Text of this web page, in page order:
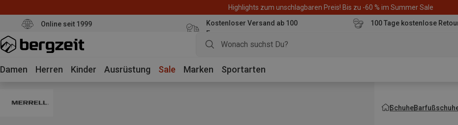
Highlights zum unschlagbaren Preis! Bis zu -60 % im Summer Sale
Online seit 1999
Kostenloser Versand ab 100
Euro
100 Tage kostenlose
Damen Herren Kinder Ausrüstung Sale Marken Sportarten
Schuhe